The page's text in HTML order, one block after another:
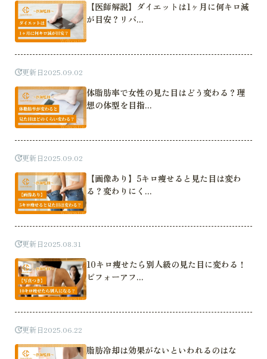
【医師解説】ダイエットは1ヶ月に何キロ減
が目安？リバ...
更新日2025.09.02
体脂肪率で女性の見た目はどう変わる？理
想の体型を目指...
更新日2025.09.02
【画像あり】5キロ痩せると見た目は変わ
る？変わりにく...
更新日2025.08.31
10キロ痩せたら別人級の見た目に変わる！
ビフォーアフ...
更新日2025.06.22
脂肪冷却は効果がないといわれるのはな